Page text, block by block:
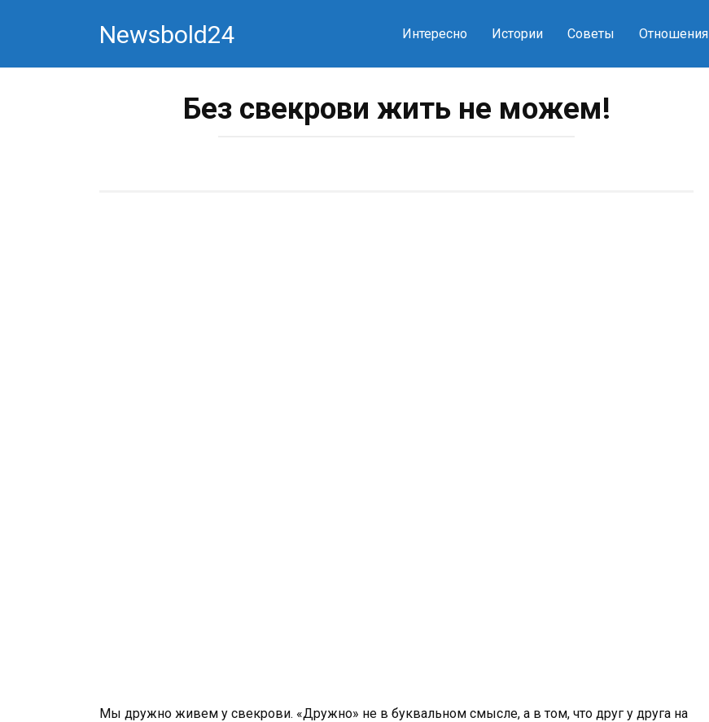
Newsbold24 Интересно Истории Советы Отношения
Без свекрови жить не можем!
Мы дружно живем у свекрови. «Дружно» не в буквальном смысле, а в том, что друг у друга на